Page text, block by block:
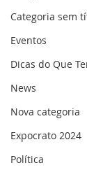
Categoria sem
Eventos
Dicas do Que
News
Nova categoria
Expocrato 2024
Política